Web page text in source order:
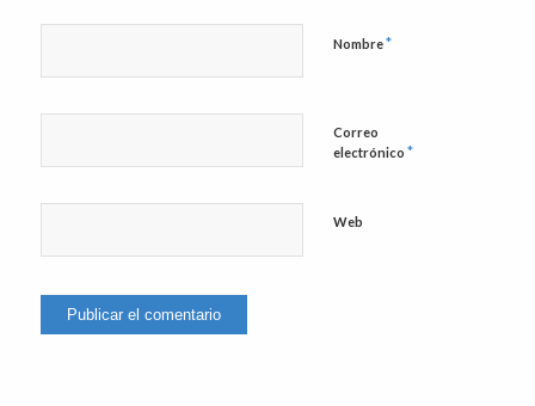
Nombre*
Correo
electrónico *
Web